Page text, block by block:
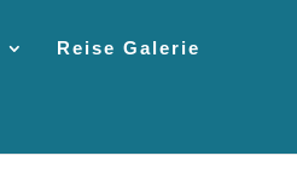
Reise Galerie